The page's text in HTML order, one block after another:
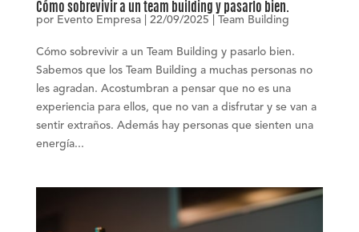
Cómo sobrevivir a un team building y pasarlo bien.
por Evento Empresa| 22/09/2025 Team Building
Cómo sobrevivir a un Team Building y pasarlo bien.
Sabemos que los Team Building a muchas personas no
les agradan. Acostumbran a pensar que no es una
experiencia para ellos, que no van a disfrutar y se van a
sentir extraños. Además hay personas que sienten una
energía...